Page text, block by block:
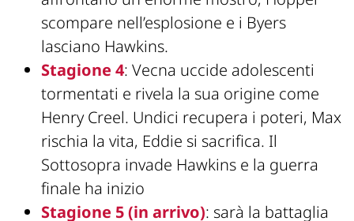
scompare nell’esplosione e i Byers
lasciano Hawkins.
Stagione 4: Vecna uccide adolescenti
tormentati e rivela la sua origine come
Henry Creel. Undici recupera i poteri, Max
rischia la vita, Eddie si sacrifica. Il
Sottosopra invade Hawkins e la guerra
finale ha inizio
Stagione 5 (in arrivo): sarà la battaglia